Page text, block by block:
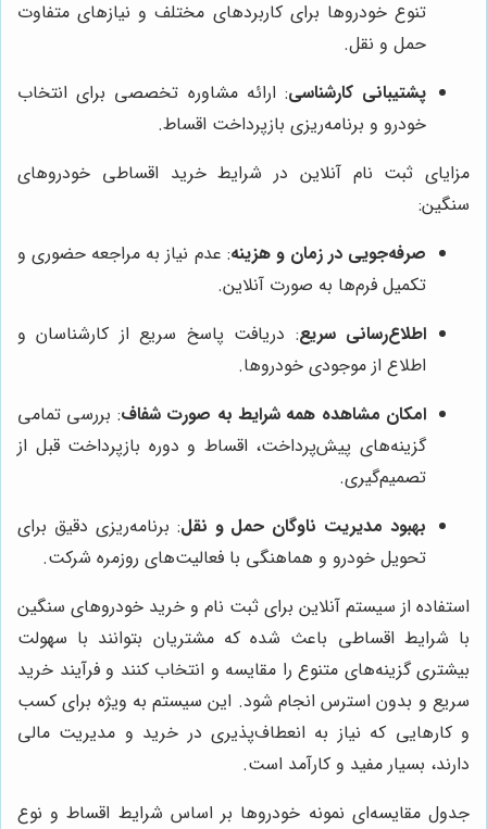
تنوع خودروها برای کاربردهای مختلف و نیازهای متفاوت
حمل و نقل.
پشتیبانی کارشناسی: ارائه مشاوره تخصصی برای انتخاب
خودرو و برنامه‌ریزی بازپرداخت اقساط.
مزایای ثبت نام آنلاین در شرایط خرید اقساطی خودروهای
سنگین:
صرفه‌جویی در زمان و هزینه: عدم نیاز به مراجعه حضوری و
تکمیل فرم‌ها به صورت آنلاین.
اطلاع‌رسانی سریع: دریافت پاسخ سریع از کارشناسان و
اطلاع از موجودی خودروها.
امکان مشاهده همه شرایط به صورت شفاف: بررسی تمامی
گزینه‌های پیش‌پرداخت، اقساط و دوره بازپرداخت قبل از
تصمیم‌گیری.
بهبود مدیریت ناوگان حمل و نقل: برنامه‌ریزی دقیق برای
تحویل خودرو و هماهنگی با فعالیت‌های روزمره شرکت.
استفاده از سیستم آنلاین برای ثبت نام و خرید خودروهای سنگین
با شرایط اقساطی باعث شده که مشتریان بتوانند با سهولت
بیشتری گزینه‌های متنوع را مقایسه و انتخاب کنند و فرآیند خرید
سریع و بدون استرس انجام شود. این سیستم به ویژه برای کسب
و کارهایی که نیاز به انعطاف‌پذیری در خرید و مدیریت مالی
دارند، بسیار مفید و کارآمد است.
جدول مقایسه‌ای نمونه خودروها بر اساس شرایط اقساط و نوع